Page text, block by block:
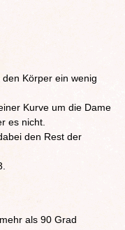
Körper ein wenig
Kurve um die Dame
es nicht.
den Rest der
als 90 Grad